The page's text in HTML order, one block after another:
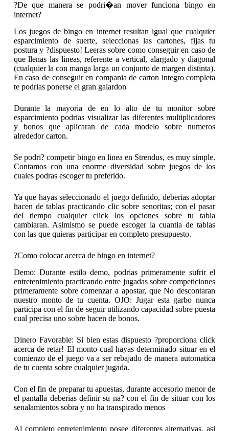
?De que manera se podri�an mover funciona bingo en
internet?
Los juegos de bingo en internet resultan igual que cualquier
esparcimiento de suerte, seleccionas las cartones, fijas tu
postura y ?dispuesto! Leeras sobre como conseguir en caso de
que llenas las lineas, referente a vertical, alargado y diagonal
(cualquier la con manga larga un conjunto de margen distinta).
En caso de conseguir en compania de carton integro completa
te podrias ponerse el gran galardon
Durante la mayoria de en lo alto de tu monitor sobre
esparcimiento podrias visualizar las diferentes multiplicadores
y bonos que aplicaran de cada modelo sobre numeros
alrededor carton.
Se podri? competir bingo en linea en Strendus, es muy simple.
Contamos con una enorme diversidad sobre juegos de los
cuales podras escoger tu preferido.
Ya que hayas seleccionado el juego definido, deberias adoptar
hacen de tablas practicando clic sobre senoritas; con el pasar
del tiempo cualquier click los opciones sobre tu tabla
cambiaran. Asimismo se puede escoger la cuantia de tablas
con las que quieras participar en completo presupuesto.
?Como colocar acerca de bingo en internet?
Demo: Durante estilo demo, podrias primeramente sufrir el
entretenimiento practicando entre jugadas sobre competiciones
primeramente sobre comenzar a apostar, que No descontaran
nuestro monto de tu cuenta. OJO: Jugar esta garbo nunca
participa con el fin de seguir utilizando capacidad sobre puesta
cual precisa uno sobre hacen de bonos.
Dinero Favorable: Si bien estas dispuesto ?proporciona click
acerca de retar! El monto cual hayas determinado situar en el
comienzo de el juego va a ser rebajado de manera automatica
de tu cuenta sobre cualquier jugada.
Con el fin de preparar tu apuestas, durante accesorio menor de
el pantalla deberias definir su na? con el fin de situar con los
senalamientos sobra y no ha transpirado menos
Al completo entretenimiento posee diferentes alternativas, asi